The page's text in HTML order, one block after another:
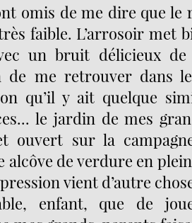
omis de me dire que
faible. L’arrosoir met
un bruit délicieux de
de me retrouver dans
qu’il y ait quelque
le jardin de mes
ouvert sur la
alcôve de verdure en
vient d’autre
enfant, que de